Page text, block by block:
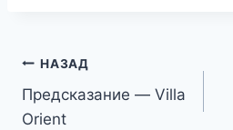
Навигация
по
НАЗАД
Предсказание — Villa
Orient